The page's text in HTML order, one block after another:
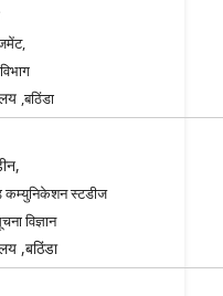
,बठिंडा
स्टडीज
विज्ञान
,बठिंडा